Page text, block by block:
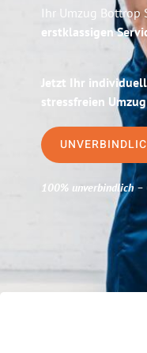
Ihr Umzug Bottrop
erstklassigen
Jetzt Ihr
stressfreien
100% unverbindlich–